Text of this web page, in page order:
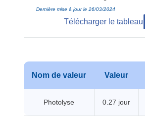
Dernière mise à jour le 26/03/2024
Télécharger le tableau
Nom de valeur Valeur
Photolyse 0.27 jour